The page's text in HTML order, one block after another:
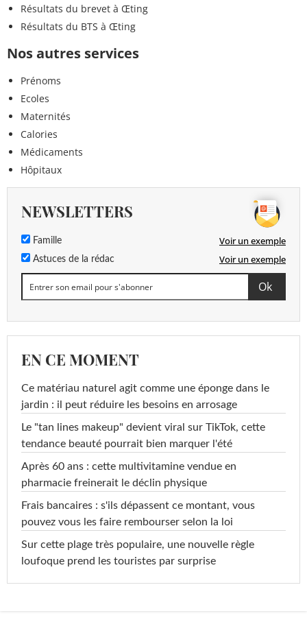
Résultats du brevet à Œting
Résultats du BTS à Œting
Nos autres services
Prénoms
Ecoles
Maternités
Calories
Médicaments
Hôpitaux
NEWSLETTERS
Famille Voir un exemple
Astuces de la rédac Voir un exemple
EN CE MOMENT
Ce matériau naturel agit comme une éponge dans le
jardin : il peut réduire les besoins en arrosage
Le "tan lines makeup" devient viral sur TikTok, cette
tendance beauté pourrait bien marquer l'été
Après 60 ans : cette multivitamine vendue en
pharmacie freinerait le déclin physique
Frais bancaires : s'ils dépassent ce montant, vous
pouvez vous les faire rembourser selon la loi
Sur cette plage très populaire, une nouvelle règle
loufoque prend les touristes par surprise